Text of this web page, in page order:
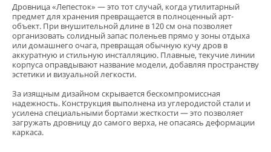
Дровница «Лепесток» — это тот случай, когда утилитарный
предмет для хранения превращается в полноценный арт-
объект. При внушительной длине в 120 см она позволяет
организовать солидный запас поленьев прямо у зоны отдыха
или домашнего очага, превращая обычную кучу дров в
аккуратную и стильную инсталляцию. Плавные, текучие линии
корпуса оправдывают название модели, добавляя пространству
эстетики и визуальной легкости.
За изящным дизайном скрывается бескомпромиссная
надежность. Конструкция выполнена из углеродистой стали и
усилена специальными бортами жесткости — это позволяет
загружать дровницу до самого верха, не опасаясь деформации
каркаса.